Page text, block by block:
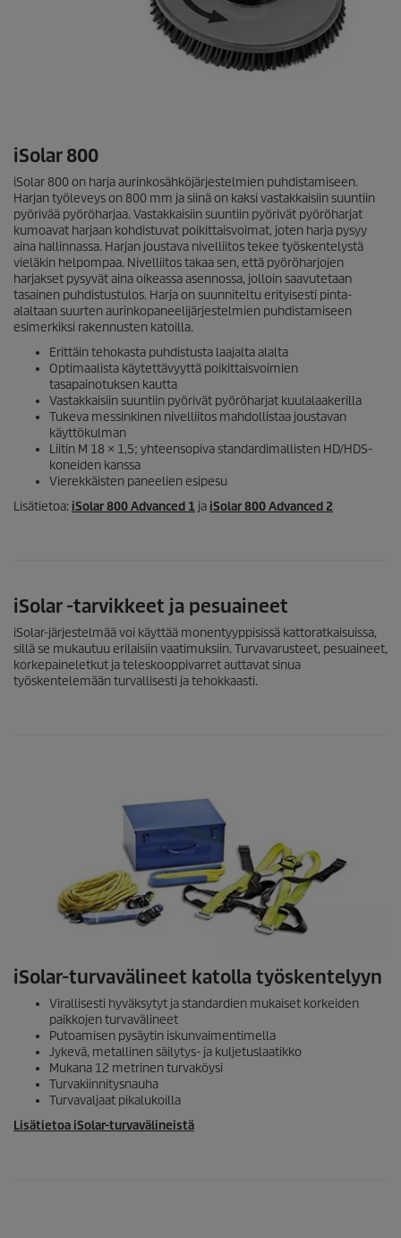
iSolar800
iSolar 800 on harja aurinkosähköjärjestelmien puhdistamiseen.
Harjan työleveys on 800 mm ja siinä on kaksi vastakkaisiin suuntiin
pyörivää pyöröharjaa. Vastakkaisiin suuntiin pyörivät pyöröharjat
kumoavat harjaan kohdistuvat poikittaisvoimat, joten harja pysyy
aina hallinnassa. Harjan joustava nivelliitos tekee työskentelystä
vieläkin helpompaa. Nivelliitos takaa sen, että pyöröharjojen
harjakset pysyvät aina oikeassa asennossa, jolloin saavutetaan
tasainen puhdistustulos. Harja on suunniteltu erityisesti pinta-
alaltaan suurten aurinkopaneelijärjestelmien puhdistamiseen
esimerkiksi rakennusten katoilla.
Erittäin tehokasta puhdistusta laajalta alalta
Optimaalista käytettävyyttä poikittaisvoimien
tasapainotuksen kautta
Vastakkaisiin suuntiin pyörivät pyöröharjat kuulalaakerilla
Tukeva messinkinen nivelliitos mahdollistaa joustavan
käyttökulman
Liitin M 18 × 1,5; yhteensopiva standardimallisten HD/HDS-
koneiden kanssa
Vierekkäisten paneelien esipesu
Lisätietoa: iSolar800 Advanced 1 ja iSolar800 Advanced 2
iSolar-tarvikkeet ja pesuaineet
iSolar-järjestelmää voi käyttää monentyyppisissä kattoratkaisuissa,
sillä se mukautuu erilaisiin vaatimuksiin. Turvavarusteet, pesuaineet,
korkepaineletkut ja teleskooppivarret auttavat sinua
työskentelemään turvallisesti ja tehokkaasti.
iSolar-turvavälineet katolla työskentelyyn
Virallisesti hyväksytyt ja standardien mukaiset korkeiden
paikkojen turvavälineet
Putoamisen pysäytin iskunvaimentimella
Jykevä, metallinen säilytys- ja kuljetuslaatikko
Mukana 12 metrinen turvaköysi
Turvakiinnitysnauha
Turvavaljaat pikalukoilla
Lisätietoa iSolar-turvavälineistä